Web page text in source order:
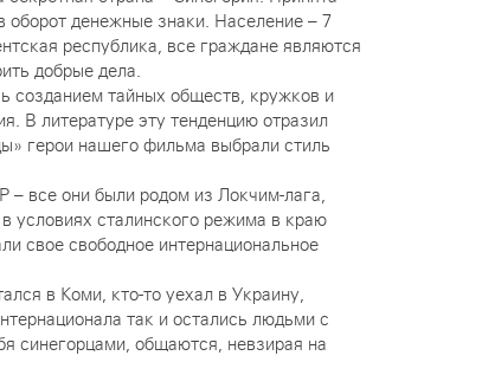
оборот денежные знаки. Население – 7
республика, все граждане являются
добрые дела.
созданием тайных обществ, кружков и
В литературе эту тенденцию отразил
герои нашего фильма выбрали стиль
– все они были родом из Локчим-лага,
условиях сталинского режима в краю
свое свободное интернациональное
в Коми, кто-то уехал в Украину,
так и остались людьми с
синегорцами, общаются, невзирая на